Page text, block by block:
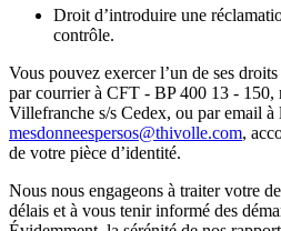
Droit d’introduire une
contrôle.
Vous pouvez exercer l’un de ses
par courrier à CFT - BP 400 13 - 150,
Villefranche s/s Cedex, ou par email à
mesdonneespersos@thivolle.com,
de votre pièce d’identité.
Nous nous engageons à traiter votre
délais et à vous tenir informé des